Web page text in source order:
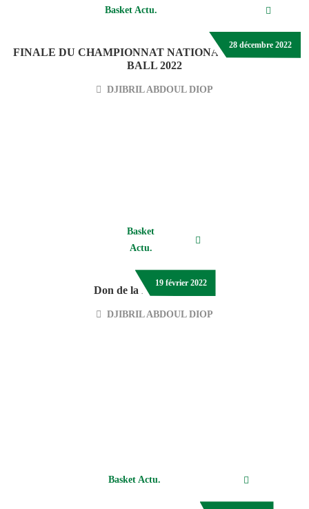
28 décembre 2022
Basket Actu.
FINALE DU CHAMPIONNAT NATIONAL DE BASKET-
BALL 2022
DJIBRIL ABDOUL DIOP
19 février 2022
Basket
Actu.
Don de la fondation FIBA
DJIBRIL ABDOUL DIOP
Basket Actu.